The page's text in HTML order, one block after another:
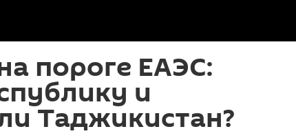
пороге ЕАЭС:
и
Таджикистан?